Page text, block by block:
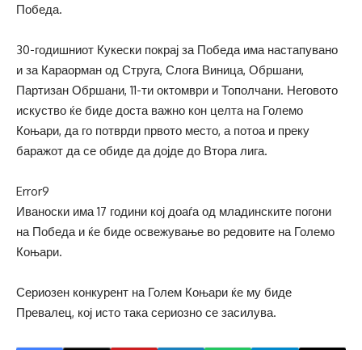
Победа.
30-годишниот Кукески покрај за Победа има настапувано
и за Караорман од Струга, Слога Виница, Обршани,
Партизан Обршани, 11-ти октомври и Тополчани. Неговото
искуство ќе биде доста важно кон целта на Големо
Коњари, да го потврди првото место, а потоа и преку
баражот да се обиде да дојде до Втора лига.
Error9
Иваноски има 17 години кој доаѓа од младинските погони
на Победа и ќе биде освежување во редовите на Големо
Коњари.
Сериозен конкурент на Голем Коњари ќе му биде
Превалец, кој исто така сериозно се засилува.